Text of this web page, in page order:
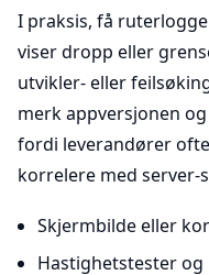
I praksis, få
viser dropp eller
utvikler- eller
merk appversjonen
fordi leverandører
korrelere med server-
Skjermbilde eller
Hastighetstester